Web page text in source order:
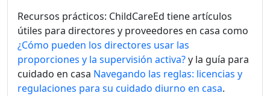
Recursos prácticos: ChildCareEd tiene artículos
útiles para directores y proveedores en casa como
¿Cómo pueden los directores usar las
proporciones y la supervisión activa?y la guía para
cuidado en casa Navegando las reglas: licencias y
regulaciones para su cuidado diurno en casa.